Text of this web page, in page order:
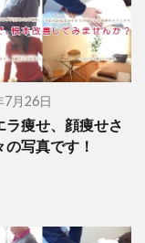
7月26日
ラ痩せ、顔痩せさ
の写真です！